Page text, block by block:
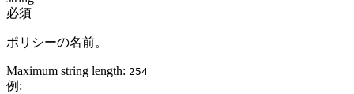
必須
ポリシーの名前。
Maximum string length: 254
例 :